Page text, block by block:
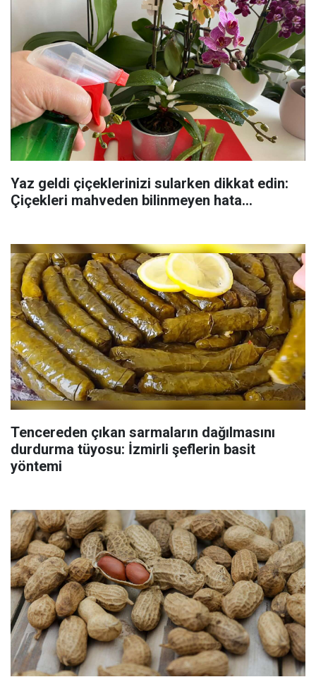
Yaz geldi çiçeklerinizi sularken dikkat edin:
Çiçekleri mahveden bilinmeyen hata...
Tencereden çıkan sarmaların dağılmasını
durdurma tüyosu: İzmirli şeflerin basit
yöntemi